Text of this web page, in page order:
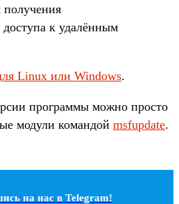
к удалённым
Linux или Windows.
программы можно просто
модули командой msfupdate.
на наc в Telegram!